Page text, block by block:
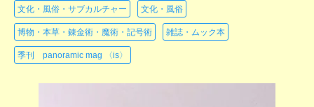
文化・風俗・サブカルチャー 文化・風俗
博物・本草・錬金術・魔術・記号術 雑誌・ムック本
季刊 panoramic mag 〈is〉